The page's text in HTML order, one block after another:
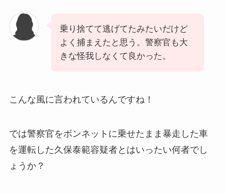
乗り捨てて逃げてたみたいだけど
よく捕まえたと思う。警察官も大
きな怪我しなくて良かった。
こんな風に言われているんですね！
では警察官をボンネットに乗せたまま暴走した車
を運転した久保泰範容疑者とはいったい何者でし
ょうか？